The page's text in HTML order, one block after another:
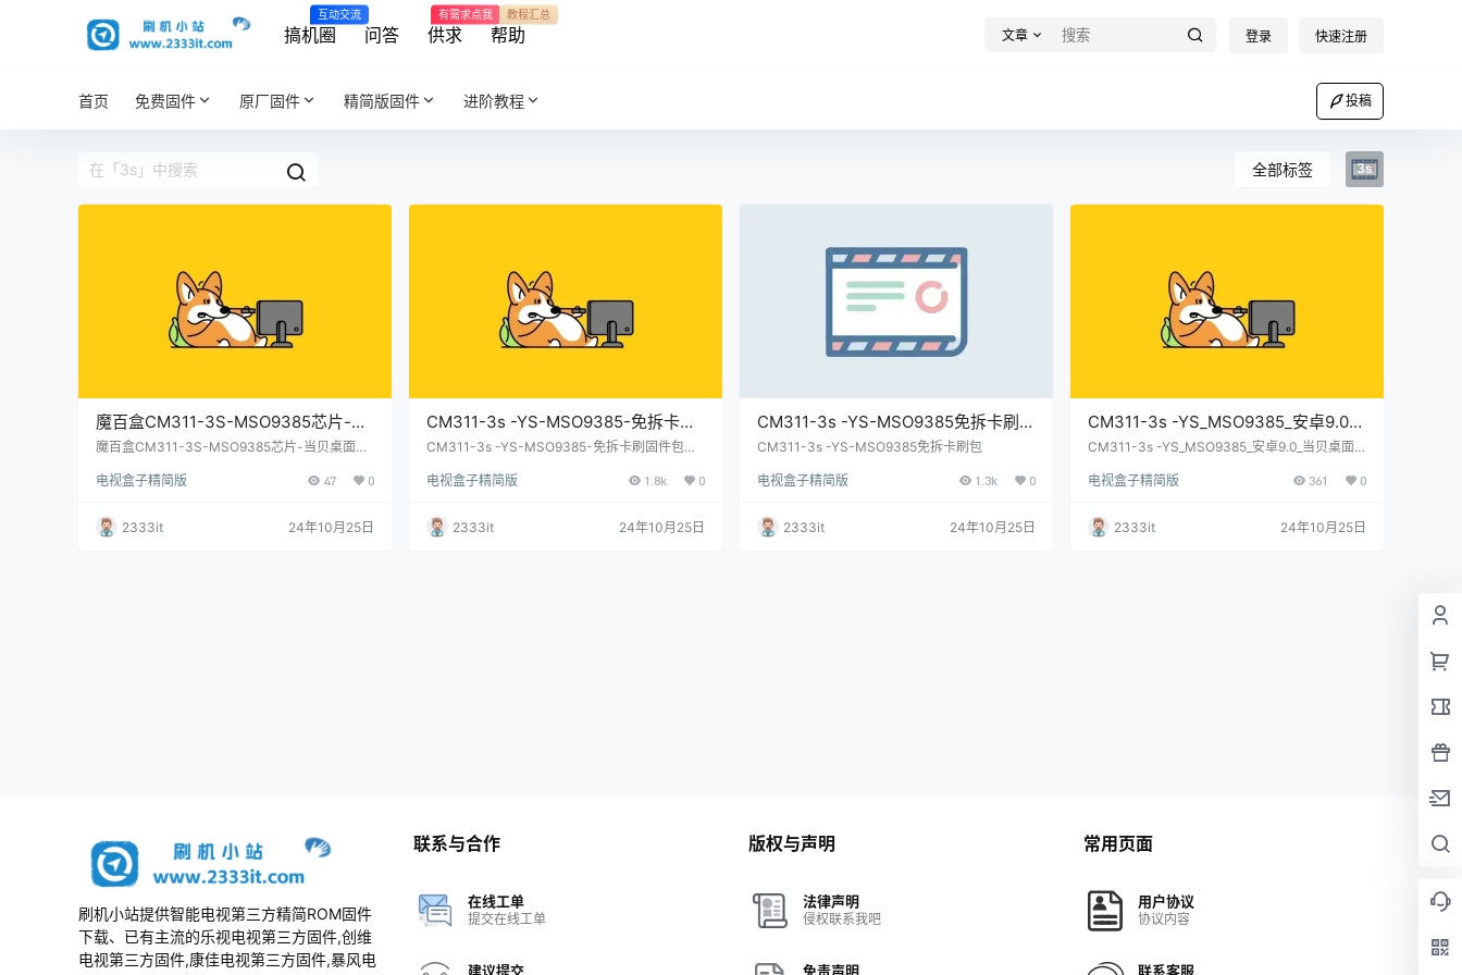
搞机圈
互动交流
问答 供求
有需求点我
帮助
教程汇总
文章 登录 快速注册
首页 免费固件 原厂固件 精简版固件 进阶教程 投稿
全部标签 3s
魔百盒CM311-3S-MSO9385芯片-当
贝桌面卡刷固件包(内有教程)
魔百盒CM311-3S-MSO9385芯片-当贝桌面卡
电视盒子精简版
47 0
2333it 24年10月25日
CM311-3s -YS-MSO9385-免拆卡刷
固件包【乐家桌面】
CM311-3s -YS-MSO9385-免拆卡刷固件包
电视盒子精简版
1.8k 0
2333it 24年10月25日
CM311-3s -YS-MSO9385免拆卡刷
包
CM311-3s -YS-MSO9385免拆卡刷包
电视盒子精简版 1.3k 0
2333it 24年10月25日
CM311-3s -YS_MSO9385_安卓9.0_
当贝桌面_免拆卡刷固件包-内有教程
CM311-3s -YS_MSO9385_安卓9.0_当贝桌面_
电视盒子精简版
361 0
2333it 24年10月25日
刷机小站提供智能电视第三方精简ROM固件
下载、已有主流的乐视电视第三方固件,创维
电视第三方固件,康佳电视第三方固件,暴风电
联系与合作
在线工单
提交在线工单
建议提交
版权与声明
法律声明
侵权联系我吧
免责声明
常用页面
用户协议
协议内容
联系客服